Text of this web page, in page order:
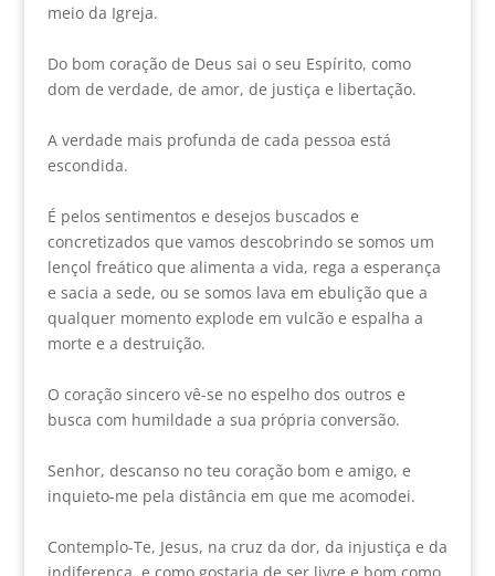
meio da Igreja.
Do bom coração de Deus sai o seu Espírito, como
dom de verdade, de amor, de justiça e libertação.
A verdade mais profunda de cada pessoa está
escondida.
É pelos sentimentos e desejos buscados e
concretizados que vamos descobrindo se somos um
lençol freático que alimenta a vida, rega a esperança
e sacia a sede, ou se somos lava em ebulição que a
qualquer momento explode em vulcão e espalha a
morte e a destruição.
O coração sincero vê-se no espelho dos outros e
busca com humildade a sua própria conversão.
Senhor, descanso no teu coração bom e amigo, e
inquieto-me pela distância em que me acomodei.
Contemplo-Te, Jesus, na cruz da dor, da injustiça e da